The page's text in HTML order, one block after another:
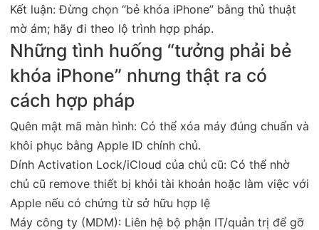
Kết luận: Đừng chọn “bẻ khóa iPhone” bằng thủ thuật
mờ ám; hãy đi theo lộ trình hợp pháp.
Những tình huống “tưởng phải bẻ
khóa iPhone” nhưng thật ra có
cách hợp pháp
Quên mật mã màn hình: Có thể xóa máy đúng chuẩn và
khôi phục bằng Apple ID chính chủ.
Dính Activation Lock/iCloud của chủ cũ: Có thể nhờ
chủ cũ remove thiết bị khỏi tài khoản hoặc làm việc với
Apple nếu có chứng từ sở hữu hợp lệ
Máy công ty (MDM): Liên hệ bộ phận IT/quản trị để gỡ